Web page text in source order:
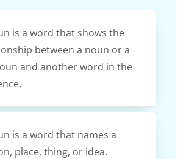
is a word that shows the
between a noun or a
and another word in the
is a word that names a
place, thing, or idea.